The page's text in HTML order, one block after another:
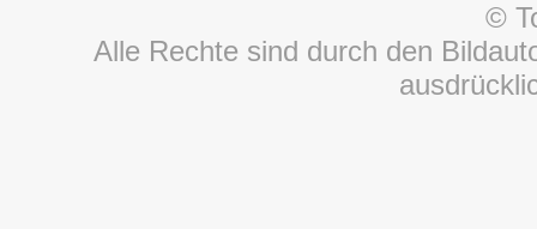
©
Alle Rechte sind durch den